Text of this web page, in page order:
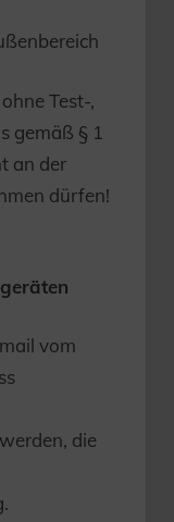
Test-,
gemäß § 1
an der
dürfen!
vom
die